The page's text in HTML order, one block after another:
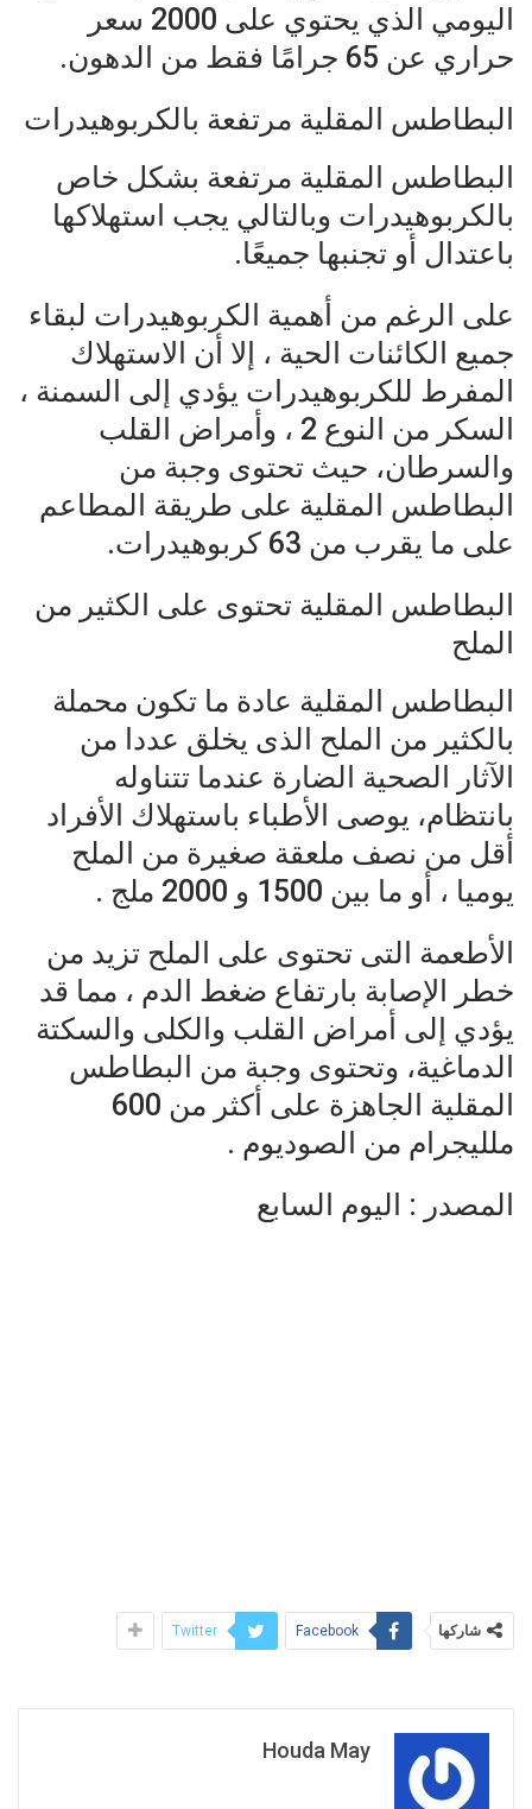
اليومي الذي يحتوي على 2000 سعر
حراري عن 65 جرامًا فقط من الدهون.
البطاطس المقلية مرتفعة بالكربوهيدرات
البطاطس المقلية مرتفعة بشكل خاص
بالكربوهيدرات وبالتالي يجب استهلاكها
باعتدال أو تجنبها جميعًا.
على الرغم من أهمية الكربوهيدرات لبقاء
جميع الكائنات الحية ، إلا أن الاستهلاك
المفرط للكربوهيدرات يؤدي إلى السمنة ،
السكر من النوع 2 ، وأمراض القلب
والسرطان، حيث تحتوى وجبة من
البطاطس المقلية على طريقة المطاعم
على ما يقرب من 63 كربوهيدرات.
البطاطس المقلية تحتوى على الكثير من
الملح
البطاطس المقلية عادة ما تكون محملة
بالكثير من الملح الذى يخلق عددا من
الآثار الصحية الضارة عندما تتناوله
بانتظام، يوصى الأطباء باستهلاك الأفراد
أقل من نصف ملعقة صغيرة من الملح
يوميا ، أو ما بين 1500 و 2000 ملج .
الأطعمة التى تحتوى على الملح تزيد من
خطر الإصابة بارتفاع ضغط الدم ، مما قد
يؤدي إلى أمراض القلب والكلى والسكتة
الدماغية، وتحتوى وجبة من البطاطس
المقلية الجاهزة على أكثر من 600
ملليجرام من الصوديوم .
المصدر : اليوم السابع
شاركها Facebook
Twitter
Houda May